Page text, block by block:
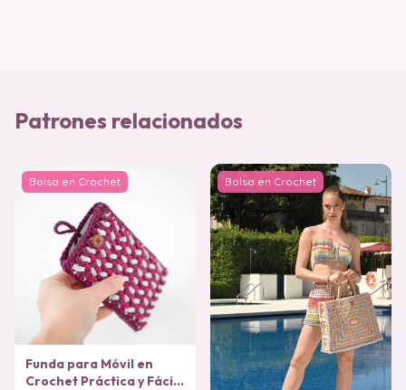
Patrones relacionados
Bolsa en Crochet
Funda para Móvil en
Crochet Práctica y Fácil
Bolsa en Crochet